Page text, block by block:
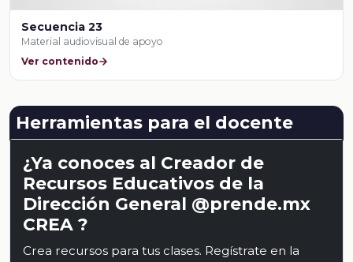
Secuencia 23
Material audiovisual de apoyo
Ver contenido
Herramientas para el docente
¿Ya conoces al Creador de
Recursos Educativos de la
Dirección General @prende.mx
CREA ?
Crea recursos para tus clases. Regístrate en la